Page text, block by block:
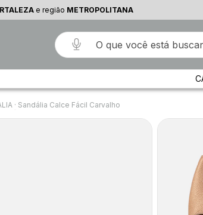
e região METROPOLITANA
· Sandália Calce Fácil Carvalho